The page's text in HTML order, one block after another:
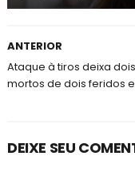
ANTERIOR
Ataque à tiros deixa dois
mortos de dois feridos
DEIXE SEU